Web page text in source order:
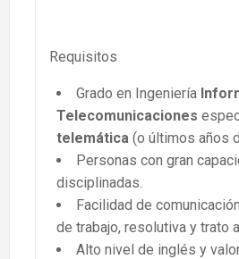
Requisitos
Grado en Ingeniería
Telecomunicaciones
telemática (o últimos años
Personas con gran
disciplinadas.
Facilidad de
de trabajo, resolutiva y trato
Alto nivel de inglés y